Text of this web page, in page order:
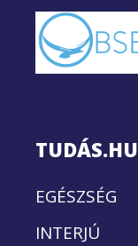
TUDÁS.HU
EGÉSZSÉG
INTERJÚ